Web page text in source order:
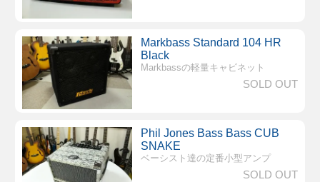
Markbass Standard 104 HR
Black
Markbassの軽量キャビネット
SOLD OUT
Phil Jones Bass Bass CUB
SNAKE
ベーシスト達の定番小型アンプ
SOLD OUT